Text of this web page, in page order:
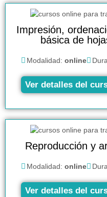
Impresión,
básica de
Modalidad: online
Ver detalles del
Reproducción y
Modalidad: online
Ver detalles del